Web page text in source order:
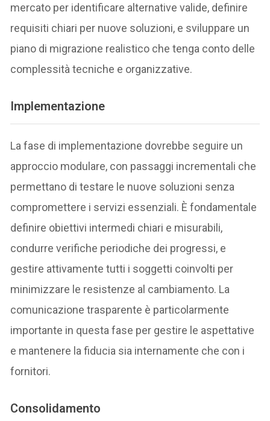
mercato per identificare alternative valide, definire
requisiti chiari per nuove soluzioni, e sviluppare un
piano di migrazione realistico che tenga conto delle
complessità tecniche e organizzative.
Implementazione
La fase di implementazione dovrebbe seguire un
approccio modulare, con passaggi incrementali che
permettano di testare le nuove soluzioni senza
compromettere i servizi essenziali. È fondamentale
definire obiettivi intermedi chiari e misurabili,
condurre verifiche periodiche dei progressi, e
gestire attivamente tutti i soggetti coinvolti per
minimizzare le resistenze al cambiamento. La
comunicazione trasparente è particolarmente
importante in questa fase per gestire le aspettative
e mantenere la fiducia sia internamente che con i
fornitori.
Consolidamento